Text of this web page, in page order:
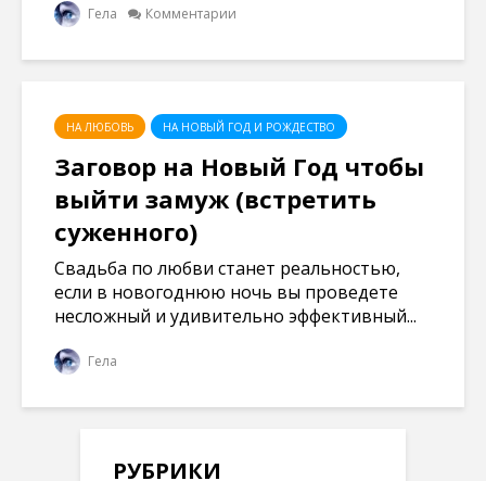
Гела Комментарии
НА ЛЮБОВЬ НА НОВЫЙ ГОД И РОЖДЕСТВО
Заговор на Новый Год чтобы
выйти замуж (встретить
суженного)
Свадьба по любви станет реальностью,
если в новогоднюю ночь вы проведете
несложный и удивительно эффективный...
Гела
РУБРИКИ